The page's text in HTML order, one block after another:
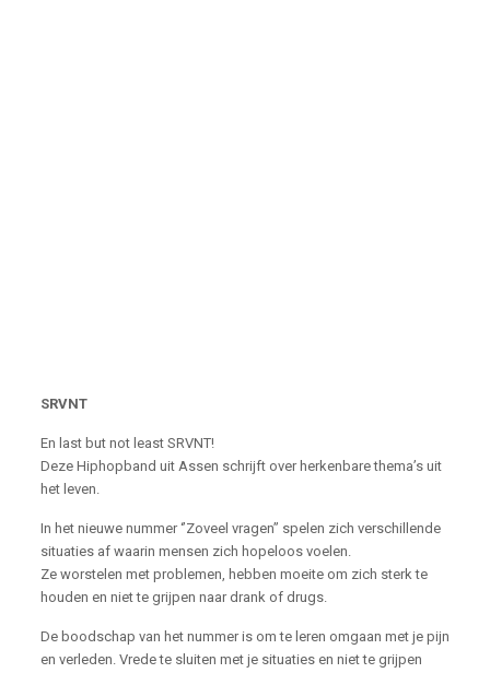
SRVNT
En last but not least SRVNT!
Deze Hiphopband uit Assen schrijft over herkenbare thema’s uit
het leven.
In het nieuwe nummer ‘’Zoveel vragen’’ spelen zich verschillende
situaties af waarin mensen zich hopeloos voelen.
Ze worstelen met problemen, hebben moeite om zich sterk te
houden en niet te grijpen naar drank of drugs.
De boodschap van het nummer is om te leren omgaan met je pijn
en verleden. Vrede te sluiten met je situaties en niet te grijpen